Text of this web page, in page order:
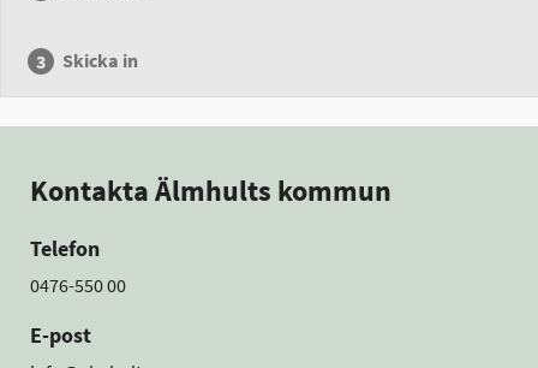
Skicka in
Kontakta Älmhults kommun
Telefon
0476-550 00
E-post